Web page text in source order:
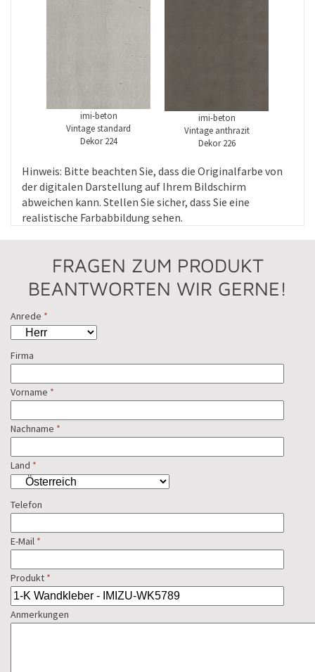
imi-beton
Vintage standard
Dekor 224
imi-beton
Vintage anthrazit
Dekor 226
Hinweis: Bitte beachten Sie, dass die Original­farbe von
der digitalen Darstellung auf Ihrem Bildschirm
abweichen kann. Stellen Sie sicher, dass Sie eine
realistische Farb­abbildung sehen.
FRAGEN ZUM PRODUKT
BEANTWORTEN WIR GERNE!
Anrede *
Firma
Vorname *
Nachname *
Land *
Telefon
E-Mail *
Produkt *
Anmerkungen